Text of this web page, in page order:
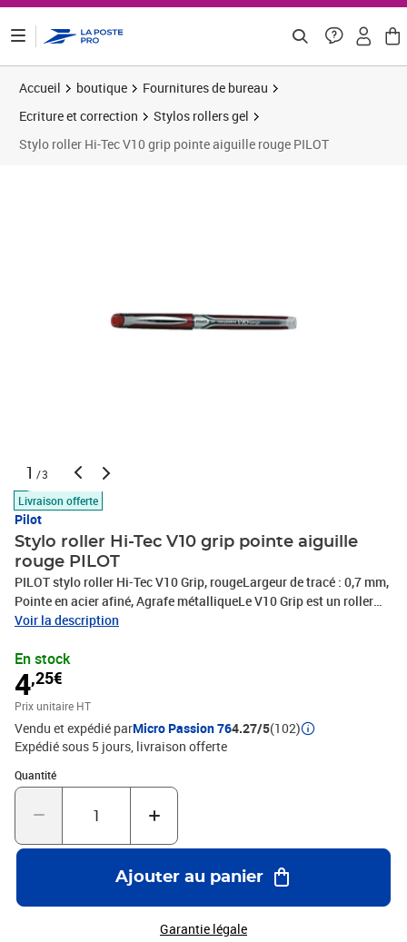
Accueil boutique
Fournitures de bureau
Ecriture et correction
Stylos rollers gel
Stylo roller Hi-Tec V10 grip pointe aiguille rouge PILOT
1 /3
Livraison offerte
Pilot
Stylo roller Hi-Tec V10 grip pointe aiguille
rouge PILOT
PILOT stylo roller Hi-Tec V10 Grip, rougeLargeur de tracé : 0,7 mm,
Pointe en acier afiné, Agrafe métalliqueLe V10 Grip est un roller
encre liquide avec régulateur pour un débit d'encre parfait. Sa bille
inusable. Vous serez séduit par la précision du tracé du V10 Grip,
sa longévité, l'élégance de son design et son grip ergonomique. Le
V10 Grip conviendra particulièrement aux amateurs d'écriture fine.
Voir la description
En stock
4,25€
Prix unitaire HT
Vendu et expédié parMicro Passion 764.27/5(102)
Expédié sous 5 jours livraison offerte
Quantité
Quantité : 1
Ajouter au panier
Garantie légale